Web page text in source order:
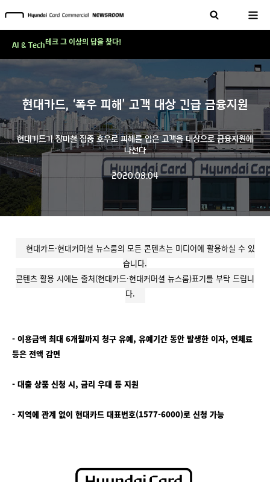
현대카드, ‘폭우 피해’ 고객 대상 긴급 금융지원
현대카드가 장마철 집중 호우로 피해를 입은 고객을 대상으로 금융지원에
나선다
2020.08.04
현대카드·현대커머셜 뉴스룸의 모든 콘텐츠는 미디어에 활용하실 수 있
습니다.
콘텐츠 활용 시에는 출처(현대카드·현대커머셜 뉴스룸)표기를 부탁 드립니
다.
- 이용금액 최대 6개월까지 청구 유예, 유예기간 동안 발생한 이자, 연체료
등은 전액 감면
- 대출 상품 신청 시, 금리 우대 등 지원
- 지역에 관계 없이 현대카드 대표번호(1577-6000)로 신청 가능
AI & Tech테크 그 이상의 답을 찾다!
현대카드, 스테이블코인 국제송금 실제 도입 가능한 수준 준비 마쳐
테크 그 이상의 답을 찾다!